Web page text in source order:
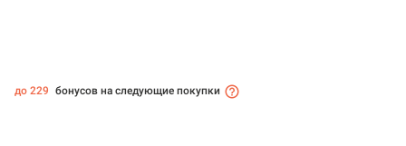
до 229 бонусов на следующие покупки